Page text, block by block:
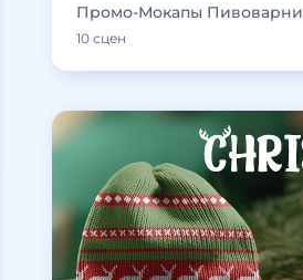
Промо-Мокапы Пивоварни
10 сцен